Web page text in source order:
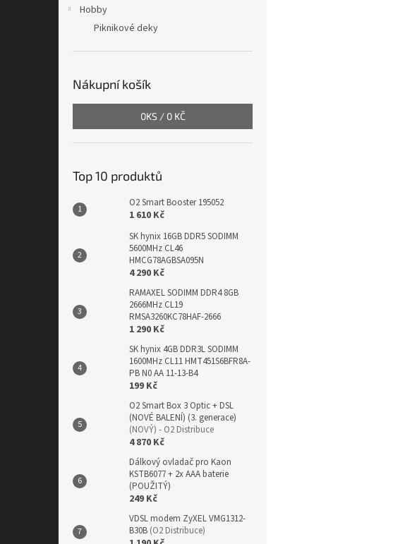
Hobby
Piknikové deky
Nákupní košík
0KS / 0 KČ
Top 10 produktů
O2 Smart Booster 195052
1 610 Kč
SK hynix 16GB DDR5 SODIMM
5600MHz CL46
HMCG78AGBSA095N
4 290 Kč
RAMAXEL SODIMM DDR4 8GB
2666MHz CL19
RMSA3260KC78HAF-2666
1 290 Kč
SK hynix 4GB DDR3L SODIMM
1600MHz CL11 HMT451S6BFR8A-
PB N0 AA 11-13-B4
199 Kč
O2 Smart Box 3 Optic + DSL
(NOVÉ BALENÍ) (3. generace)
(NOVÝ) - O2 Distribuce
4 870 Kč
Dálkový ovladač pro Kaon
KSTB6077 + 2x AAA baterie
(POUŽITÝ)
249 Kč
VDSL modem ZyXEL VMG1312-
B30B (O2 Distribuce)